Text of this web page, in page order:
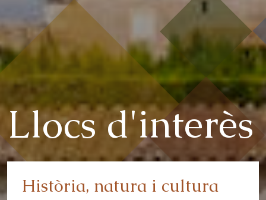
Llocs d'interès
Història, natura i cultura